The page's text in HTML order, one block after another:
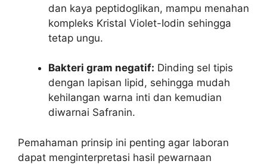
dan kaya peptidoglikan, mampu menahan
kompleks Kristal Violet-Iodin sehingga
tetap ungu.
Bakteri gram negatif: Dinding sel tipis
dengan lapisan lipid, sehingga mudah
kehilangan warna inti dan kemudian
diwarnai Safranin.
Pemahaman prinsip ini penting agar laboran
dapat menginterpretasi hasil pewarnaan